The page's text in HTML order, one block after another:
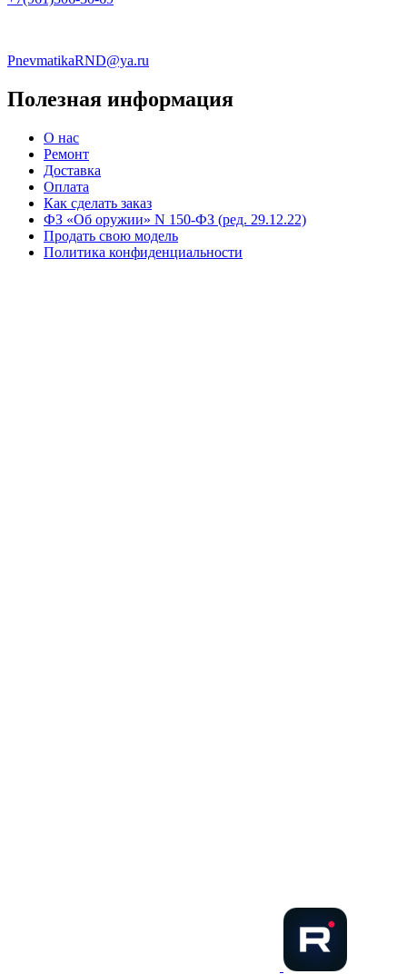
PnevmatikaRND@ya.ru
Полезная информация
О нас
Ремонт
Доставка
Оплата
Как сделать заказ
ФЗ «Об оружии» N 150-ФЗ (ред. 29.12.22)
Продать свою модель
Политика конфиденциальности